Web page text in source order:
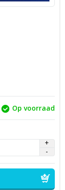
Op voorraad